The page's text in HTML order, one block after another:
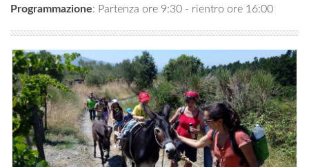
Programmazione: Partenza ore 9:30 - rientro ore 16:00